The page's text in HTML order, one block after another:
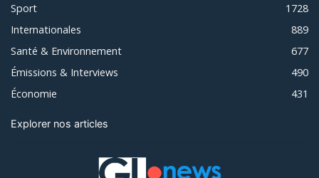
Sport
1728
Internationales
889
Santé & Environnement
677
Émissions & Interviews
490
Économie
431
Explorer nos articles